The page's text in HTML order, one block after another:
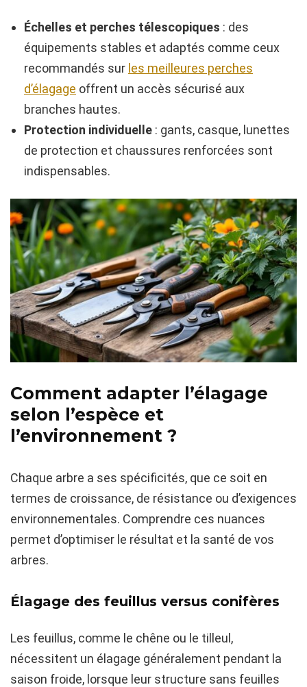
Échelles et perches télescopiques : des
équipements stables et adaptés comme ceux
recommandés sur les meilleures perches
d’élagage offrent un accès sécurisé aux
branches hautes.
Protection individuelle : gants, casque, lunettes
de protection et chaussures renforcées sont
indispensables.
Comment adapter l’élagage
selon l’espèce et
l’environnement ?
Chaque arbre a ses spécificités, que ce soit en
termes de croissance, de résistance ou d’exigences
environnementales. Comprendre ces nuances
permet d’optimiser le résultat et la santé de vos
arbres.
Élagage des feuillus versus conifères
Les feuillus, comme le chêne ou le tilleul,
nécessitent un élagage généralement pendant la
saison froide, lorsque leur structure sans feuilles